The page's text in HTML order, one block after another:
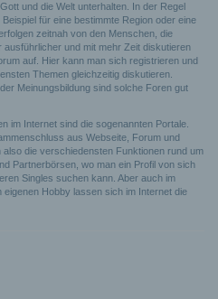
und die Welt unterhalten. In der Regel
für eine bestimmte Region oder eine
zeitnah von den Menschen, die
und mit mehr Zeit diskutieren
auf. Hier kann man sich registrieren und
Themen gleichzeitig diskutieren.
Meinungsbildung sind solche Foren gut
im Internet sind die sogenannten Portale.
aus Webseite, Forum und
die verschiedensten Funktionen rund um
Partnerbörsen, wo man ein Profil von sich
Singles suchen kann. Aber auch im
Hobby lassen sich im Internet die